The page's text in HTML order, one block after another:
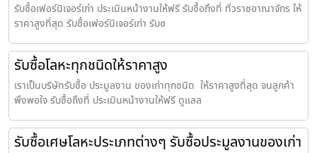
รับซื้อเฟอร์นิเจอร์เก่า ประเมินหน้างานให้ฟรี รับซื้อถึงที่ ทั่วราชอาณาจักร ให้
ราคาสูงที่สุด รับซื้อเฟอร์นิเจอร์เก่า รับซ
รับซื้อโลหะทุกชนิดให้ราคาสูง
เราเป็นบริษัทรับซื้อ ประมูลงาน ของเก่าทุกชนิด ให้ราคาสูงที่สุด จนลูกค้า
พึงพอใจ รับซื้อถึงที่ ประเมินหน้างานให้ฟรี ดูแลล
รับซื้อเศษโลหะประเภทต่างๆ รับซื้อประมูลงานของเก่า